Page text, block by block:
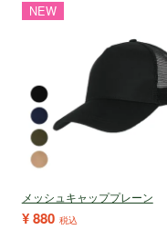
NEW
メッシュキャッププレーン
¥880 税込